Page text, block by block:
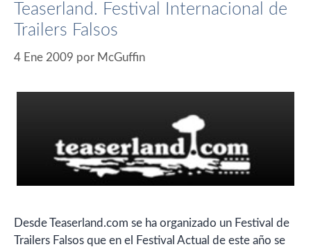
Teaserland. Festival Internacional de
Trailers Falsos
4 Ene 2009 por McGuffin
Desde Teaserland.com se ha organizado un Festival de
Trailers Falsos que en el Festival Actual de este año se